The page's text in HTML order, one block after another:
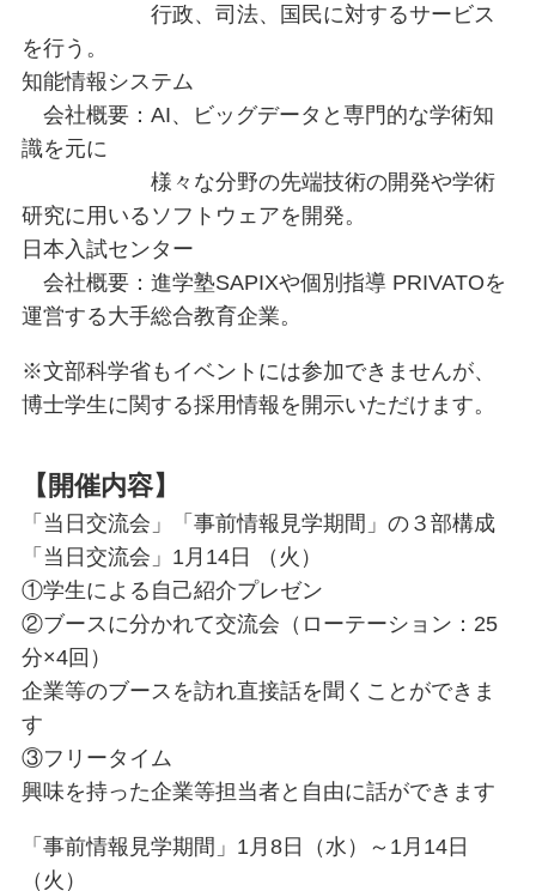
行政、司法、国民に対するサービス
を行う。
知能情報システム
会社概要：AI、ビッグデータと専門的な学術知
識を元に
様々な分野の先端技術の開発や学術
研究に用いるソフトウェアを開発。
日本入試センター
会社概要：進学塾SAPIXや個別指導 PRIVATOを
運営する大手総合教育企業。
※文部科学省もイベントには参加できませんが、
博士学生に関する採用情報を開示いただけます。
【開催内容】
「当日交流会」「事前情報見学期間」の３部構成
「当日交流会」1月14日 （火）
①学生による自己紹介プレゼン
②ブースに分かれて交流会（ローテーション：25
分×4回）
企業等のブースを訪れ直接話を聞くことができま
す
③フリータイム
興味を持った企業等担当者と自由に話ができます
「事前情報見学期間」1月8日（水）～1月14日
（火）